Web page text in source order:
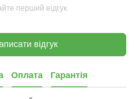
перший відгук
відгук
Оплата Гарантія